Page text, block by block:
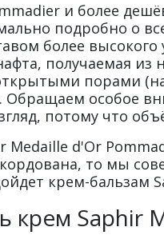
и более
подробно о
более
получаемая из
порами
Обращаем особое
потому что
Medaille d'Or
то мы
крем-бальзам
крем Saphir